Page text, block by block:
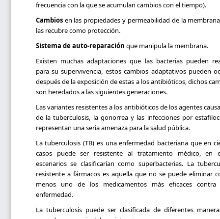
frecuencia con la que se acumulan cambios con el tiempo).
Cambios en las propiedades y permeabilidad de la
las recubre como protección.
Sistema de auto-reparación que manipula la membrana.
Existen muchas adaptaciones que las bacterias pueden
para su supervivencia, estos cambios adaptativos pueden
después de la exposición de estas a los antibióticos, dichos
son heredados a las siguientes generaciones.
Las variantes resistentes a los antibióticos de los agentes
de la tuberculosis, la gonorrea y las infecciones por
representan una seria amenaza para la salud pública.
La tuberculosis (TB) es una enfermedad bacteriana que en
casos puede ser resistente al tratamiento médico, en
escenarios se clasificarían como superbacterias. La
resistente a fármacos es aquella que no se puede eliminar
menos uno de los medicamentos más eficaces contra
enfermedad.
La tuberculosis puede ser clasificada de diferentes